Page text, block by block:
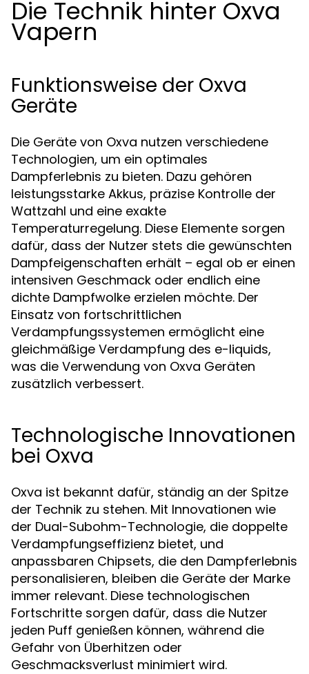
Die Technik hinter Oxva
Vapern
Funktionsweise der Oxva
Geräte
Die Geräte von Oxva nutzen verschiedene
Technologien, um ein optimales
Dampferlebnis zu bieten. Dazu gehören
leistungsstarke Akkus, präzise Kontrolle der
Wattzahl und eine exakte
Temperaturregelung. Diese Elemente sorgen
dafür, dass der Nutzer stets die gewünschten
Dampfeigenschaften erhält – egal ob er einen
intensiven Geschmack oder endlich eine
dichte Dampfwolke erzielen möchte. Der
Einsatz von fortschrittlichen
Verdampfungssystemen ermöglicht eine
gleichmäßige Verdampfung des e-liquids,
was die Verwendung von Oxva Geräten
zusätzlich verbessert.
Technologische Innovationen
bei Oxva
Oxva ist bekannt dafür, ständig an der Spitze
der Technik zu stehen. Mit Innovationen wie
der Dual-Subohm-Technologie, die doppelte
Verdampfungseffizienz bietet, und
anpassbaren Chipsets, die den Dampferlebnis
personalisieren, bleiben die Geräte der Marke
immer relevant. Diese technologischen
Fortschritte sorgen dafür, dass die Nutzer
jeden Puff genießen können, während die
Gefahr von Überhitzen oder
Geschmacksverlust minimiert wird.